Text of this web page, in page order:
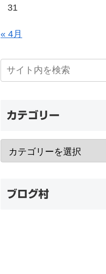
31
« 4月
カテゴリー
ブログ村